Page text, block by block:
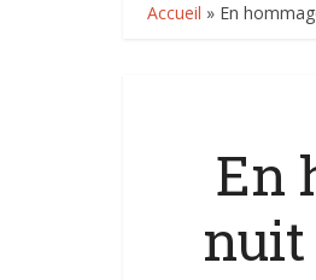
Accueil » En
En
nuit